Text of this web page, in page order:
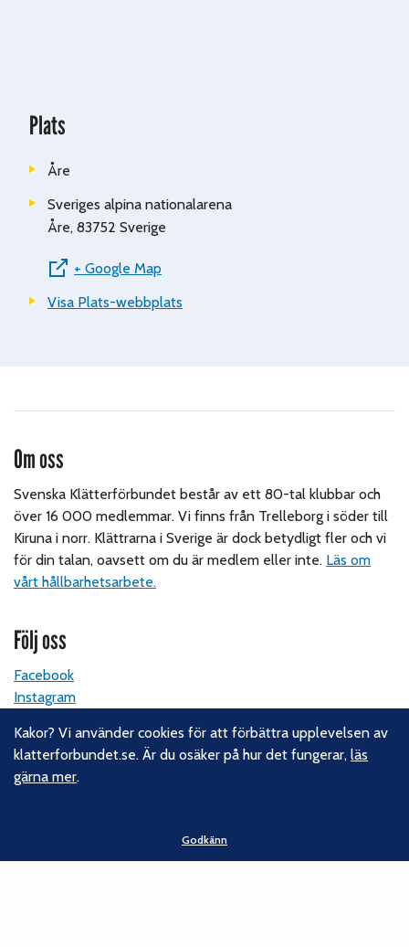
Plats
Åre
Sveriges alpina nationalarena
Åre, 83752 Sverige
+ Google Map
Visa Plats-webbplats
Om oss
Svenska Klätterförbundet består av ett 80-tal klubbar och
över 16 000 medlemmar. Vi finns från Trelleborg i söder till
Kiruna i norr. Klättrarna i Sverige är dock betydligt fler och vi
för din talan, oavsett om du är medlem eller inte. Läs om
vårt hållbarhetsarbete.
Följ oss
Facebook
Instagram
Nyhetsbrev
Kakor? Vi använder cookies för att förbättra upplevelsen av
klatterforbundet.se. Är du osäker på hur det fungerar,läs
gärna mer.
Godkänn